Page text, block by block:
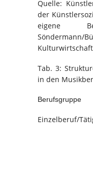
Quelle:
der
eigene
Tab. 3:
in den
Berufsgruppe
Einzelberuf/